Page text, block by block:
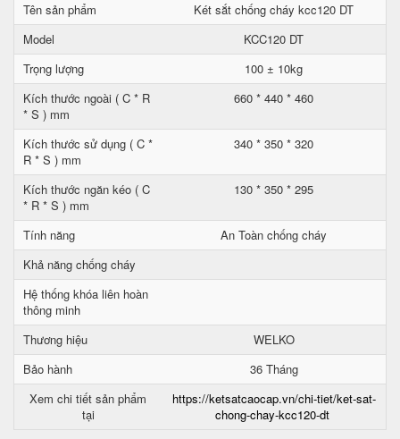
Tên sản phẩm
Két sắt chống cháy kcc120 DT
Model
KCC120 DT
Trọng lượng
100 ± 10kg
Kích thước ngoài ( C * R
* S ) mm
660 * 440 * 460
Kích thước sử dụng ( C *
R * S ) mm
340 * 350 * 320
Kích thước ngăn kéo ( C
* R * S ) mm
130 * 350 * 295
Tính năng
An Toàn chống cháy
Khả năng chống cháy
Hệ thống khóa liên hoàn
thông minh
Thương hiệu
WELKO
Bảo hành
36 Tháng
Xem chi tiết sản phẩm
tại
https://ketsatcaocap.vn/chi-tiet/ket-sat-
chong-chay-kcc120-dt